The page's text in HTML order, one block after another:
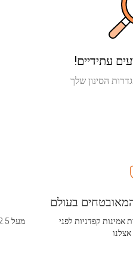
עתידיים!
הסינון שלך
בעולם
אמינות קפדניות לפני